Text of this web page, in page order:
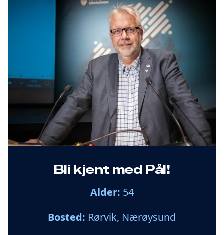
Bli kjent med Pål!
Alder: 54
Bosted: Rørvik, Nærøysund